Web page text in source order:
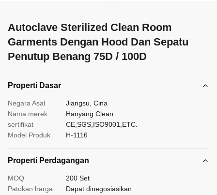
Autoclave Sterilized Clean Room
Garments Dengan Hood Dan Sepatu
Penutup Benang 75D / 100D
Properti Dasar
Negara Asal
Jiangsu, Cina
Nama merek
Hanyang Clean
sertifikat
CE,SGS,ISO9001,ETC.
Model Produk
H-1116
Properti Perdagangan
MOQ
200 Set
Patokan harga
Dapat dinegosiasikan